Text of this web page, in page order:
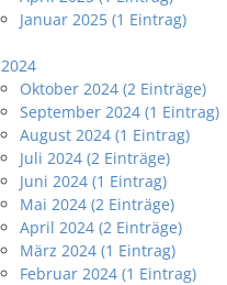
Januar 2025 (1 Eintrag)
2024
Oktober 2024 (2 Einträge)
September 2024 (1 Eintrag)
August 2024 (1 Eintrag)
Juli 2024 (2 Einträge)
Juni 2024 (1 Eintrag)
Mai 2024 (2 Einträge)
April 2024 (2 Einträge)
März 2024 (1 Eintrag)
Februar 2024 (1 Eintrag)